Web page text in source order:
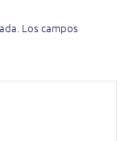
Los campos